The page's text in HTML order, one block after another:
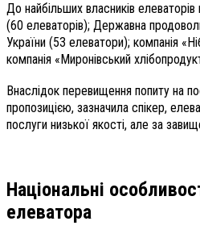
До найбільших власників
(60 елеваторів); Державна
України (53 елеватори); компанія
компанія «Миронівський
Внаслідок перевищення попиту на
пропозицією, зазначила спікер,
послуги низької якості, але за
Національні
елеватора